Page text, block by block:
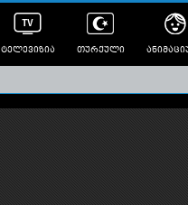
ტელევიზია თურქული